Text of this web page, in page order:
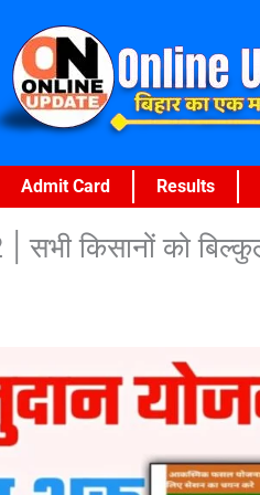
Admit Card Results
किसानों को